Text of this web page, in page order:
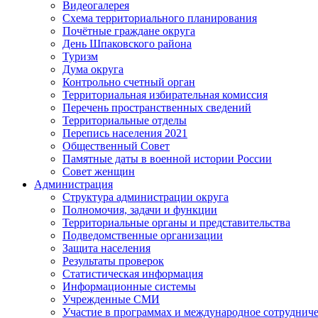
Видеогалерея
Схема территориального планирования
Почётные граждане округа
День Шпаковского района
Туризм
Дума округа
Контрольно счетный орган
Территориальная избирательная комиссия
Перечень пространственных сведений
Территориальные отделы
Перепись населения 2021
Общественный Совет
Памятные даты в военной истории России
Совет женщин
Администрация
Структура администрации округа
Полномочия, задачи и функции
Территориальные органы и представительства
Подведомственные организации
Защита населения
Результаты проверок
Статистическая информация
Информационные системы
Учрежденные СМИ
Участие в программах и международное